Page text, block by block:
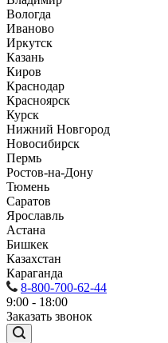
Вологда
Иваново
Иркутск
Казань
Киров
Краснодар
Красноярск
Курск
Нижний Новгород
Новосибирск
Пермь
Ростов-на-Дону
Тюмень
Саратов
Ярославль
Астана
Бишкек
Казахстан
Караганда
8-800-700-62-44
9:00 - 18:00
Заказать звонок